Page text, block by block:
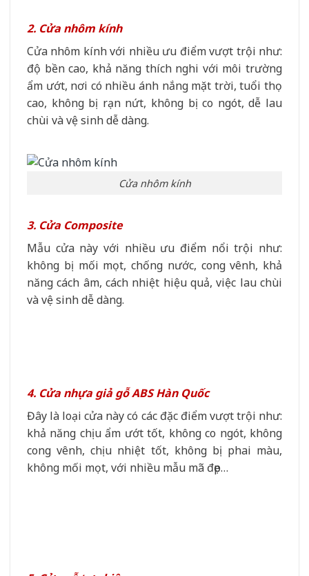
2. Cửa nhôm kính
Cửa nhôm kính với nhiều ưu điểm vượt trội như:
độ bền cao, khả năng thích nghi với môi trường
ẩm ướt, nơi có nhiều ánh nắng mặt trời, tuổi thọ
cao, không bị rạn nứt, không bị co ngót, dễ lau
chùi và vệ sinh dễ dàng.
Cửa nhôm kính
3. Cửa Composite
Mẫu cửa này với nhiều ưu điểm nổi trội như:
không bị mối mọt, chống nước, cong vênh, khả
năng cách âm, cách nhiệt hiệu quả, việc lau chùi
và vệ sinh dễ dàng.
4. Cửa nhựa giả gỗ ABS Hàn Quốc
Đây là loại cửa này có các đặc điểm vượt trội như:
khả năng chịu ẩm ướt tốt, không co ngót, không
cong vênh, chịu nhiệt tốt, không bị phai màu,
không mối mọt, với nhiều mẫu mã đẹp…